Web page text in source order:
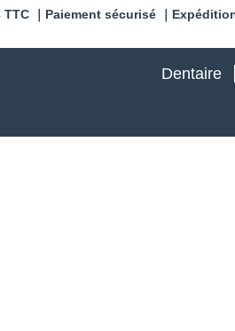
｜Paiement sécurisé ｜
Dentaire